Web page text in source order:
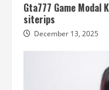
Gta777 Game Modal
siterips
December 13, 2025